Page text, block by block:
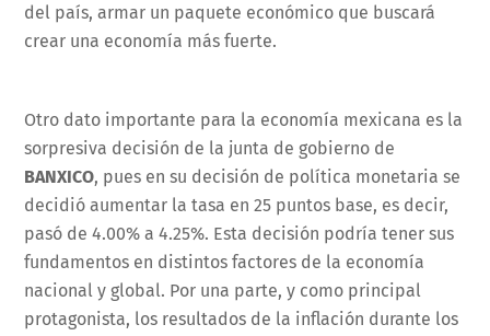
del país, armar un paquete económico que buscará
crear una economía más fuerte.
Otro dato importante para la economía mexicana es la
sorpresiva decisión de la junta de gobierno de
BANXICO, pues en su decisión de política monetaria se
decidió aumentar la tasa en 25 puntos base, es decir,
pasó de 4.00% a 4.25%. Esta decisión podría tener sus
fundamentos en distintos factores de la economía
nacional y global. Por una parte, y como principal
protagonista, los resultados de la inflación durante los